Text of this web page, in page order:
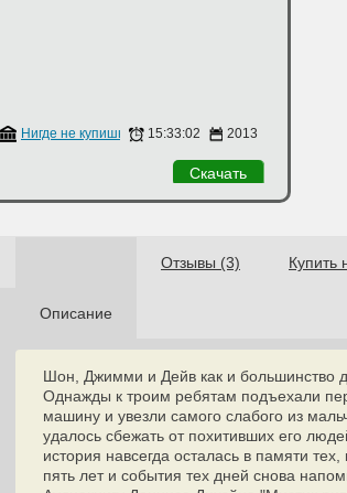
Нигде не купишь 15:33:02 2013
Скачать
Описание
Отзывы (3) Купить
Шон, Джимми и Дейв как и большинство
Однажды к троим ребятам подъехали
машину и увезли самого слабого из
удалось сбежать от похитивших его
история навсегда осталась в памяти
пять лет и события тех дней снова